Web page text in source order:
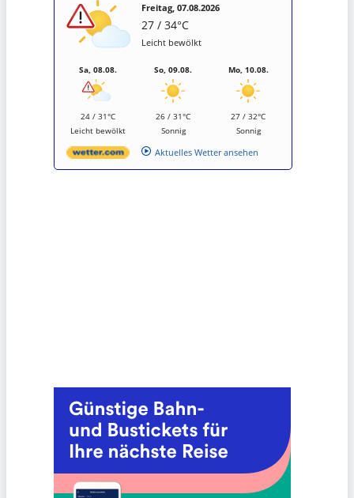
Freitag, 07.08.2026
27 / 34°C
Leicht bewölkt
Sa, 08.08.
24 / 31°C
Leicht bewölkt
So, 09.08.
26 / 31°C
Sonnig
Mo, 10.08.
27 / 32°C
Sonnig
Aktuelles Wetter ansehen